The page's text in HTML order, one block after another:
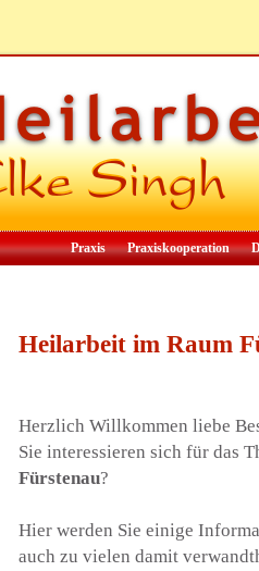
Praxis Praxiskooperation
Heilarbeit im Raum
Herzlich Willkommen liebe
Sie interessieren sich für das
Fürstenau?
Hier werden Sie einige
auch zu vielen damit